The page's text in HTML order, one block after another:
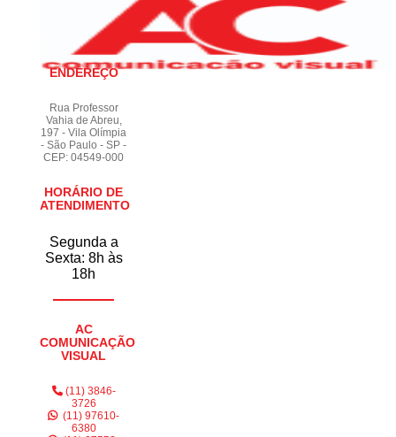
ENDEREÇO
Rua Professor
Vahia de Abreu,
197 - Vila Olímpia
- São Paulo - SP -
CEP: 04549-000
HORÁRIO DE
ATENDIMENTO
Segunda a
Sexta: 8h às
18h
AC
COMUNICAÇÃO
VISUAL
(11) 3846-
3726
(11) 97610-
6380